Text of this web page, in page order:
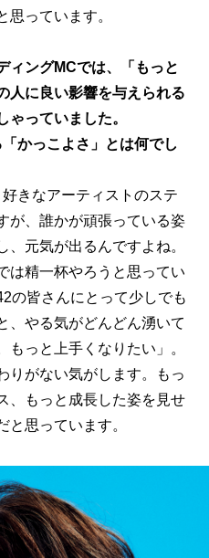
思っています。
ィングMCでは、「もっと
人に良い影響を与えられる
ゃっていました。
かっこよさ」とは何でし
きなアーティストのステ
が、誰かが頑張っている姿
、元気が出るんですよね。
は精一杯やろうと思ってい
の皆さんにとって少しでも
、やる気がどんどん湧いて
もっと上手くなりたい」。
りがない気がします。もっ
、もっと成長した姿を見せ
と思っています。